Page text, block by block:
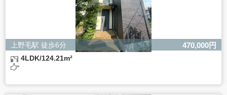
上野毛駅 徒歩6分 470,000円
4LDK/124.21m²